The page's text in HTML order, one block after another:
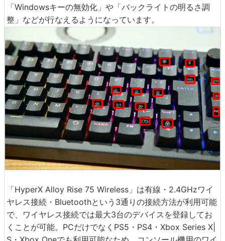
「Windowsキーの無効化」や「バックライトの明るさ調
整」などが行なえるようになっています。
「HyperX Alloy Rise 75 Wireless」は有線・2.4GHzワイ
ヤレス接続・Bluetoothという3通りの接続方法が利用可能
で、ワイヤレス接続では最大3台のデバイスを登録してお
くことが可能。PCだけでなくPS5・PS4・Xbox Series X|